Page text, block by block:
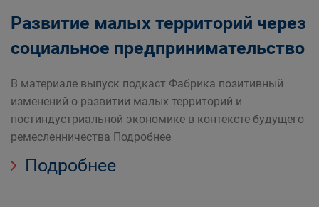
Развитие малых территорий через
социальное предпринимательство
В материале выпуск подкаст Фабрика позитивный
изменений о развитии малых территорий и
постиндустриальной экономике в контексте будущего
ремесленничества Подробнее
Подробнее